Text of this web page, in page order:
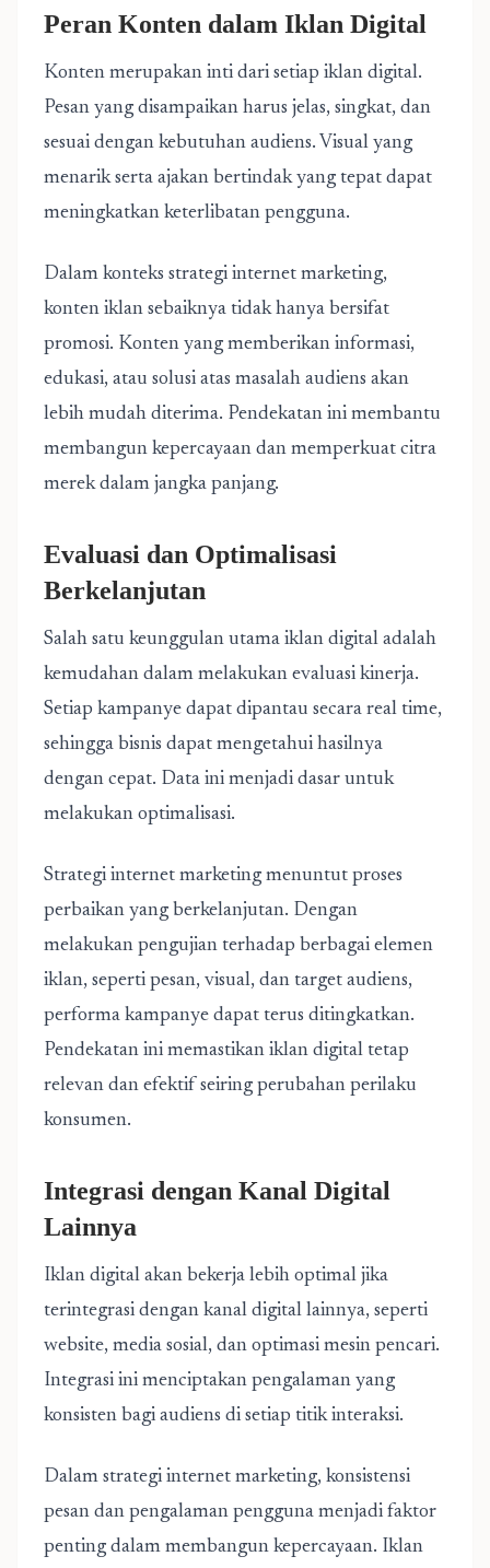
Peran Konten dalam Iklan Digital
Konten merupakan inti dari setiap iklan digital.
Pesan yang disampaikan harus jelas, singkat, dan
sesuai dengan kebutuhan audiens. Visual yang
menarik serta ajakan bertindak yang tepat dapat
meningkatkan keterlibatan pengguna.
Dalam konteks strategi internet marketing,
konten iklan sebaiknya tidak hanya bersifat
promosi. Konten yang memberikan informasi,
edukasi, atau solusi atas masalah audiens akan
lebih mudah diterima. Pendekatan ini membantu
membangun kepercayaan dan memperkuat citra
merek dalam jangka panjang.
Evaluasi dan Optimalisasi
Berkelanjutan
Salah satu keunggulan utama iklan digital adalah
kemudahan dalam melakukan evaluasi kinerja.
Setiap kampanye dapat dipantau secara real time,
sehingga bisnis dapat mengetahui hasilnya
dengan cepat. Data ini menjadi dasar untuk
melakukan optimalisasi.
Strategi internet marketing menuntut proses
perbaikan yang berkelanjutan. Dengan
melakukan pengujian terhadap berbagai elemen
iklan, seperti pesan, visual, dan target audiens,
performa kampanye dapat terus ditingkatkan.
Pendekatan ini memastikan iklan digital tetap
relevan dan efektif seiring perubahan perilaku
konsumen.
Integrasi dengan Kanal Digital
Lainnya
Iklan digital akan bekerja lebih optimal jika
terintegrasi dengan kanal digital lainnya, seperti
website, media sosial, dan optimasi mesin pencari.
Integrasi ini menciptakan pengalaman yang
konsisten bagi audiens di setiap titik interaksi.
Dalam strategi internet marketing, konsistensi
pesan dan pengalaman pengguna menjadi faktor
penting dalam membangun kepercayaan. Iklan